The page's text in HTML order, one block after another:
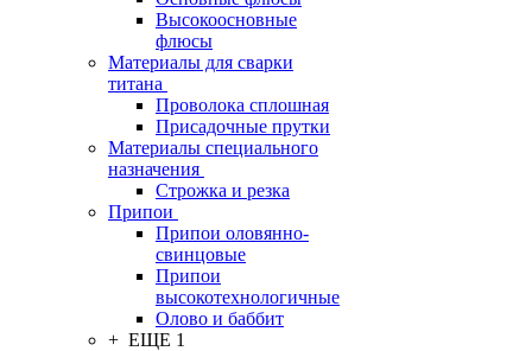
Высокоосновные
флюсы
Материалы для сварки
титана
Проволока сплошная
Присадочные прутки
Материалы специального
назначения
Строжка и резка
Припои
Припои оловянно-
свинцовые
Припои
высокотехнологичные
Олово и баббит
+ ЕЩЕ 1